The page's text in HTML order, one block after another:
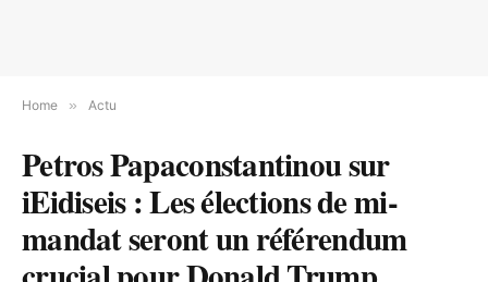
Home » Actu
Petros Papaconstantinou sur
iEidiseis : Les élections de mi-
mandat seront un référendum